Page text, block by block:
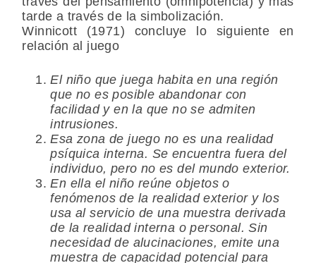
tarde a través de la simbolización.
Winnicott (1971) concluye lo siguiente en
relación al juego
El niño que juega habita en una región
que no es posible abandonar con
facilidad y en la que no se admiten
intrusiones.
Esa zona de juego no es una realidad
psíquica interna. Se encuentra fuera del
individuo, pero no es del mundo exterior.
En ella el niño reúne objetos o
fenómenos de la realidad exterior y los
usa al servicio de una muestra derivada
de la realidad interna o personal. Sin
necesidad de alucinaciones, emite una
muestra de capacidad potencial para